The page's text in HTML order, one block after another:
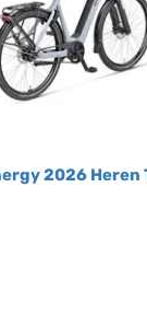
2026 Heren